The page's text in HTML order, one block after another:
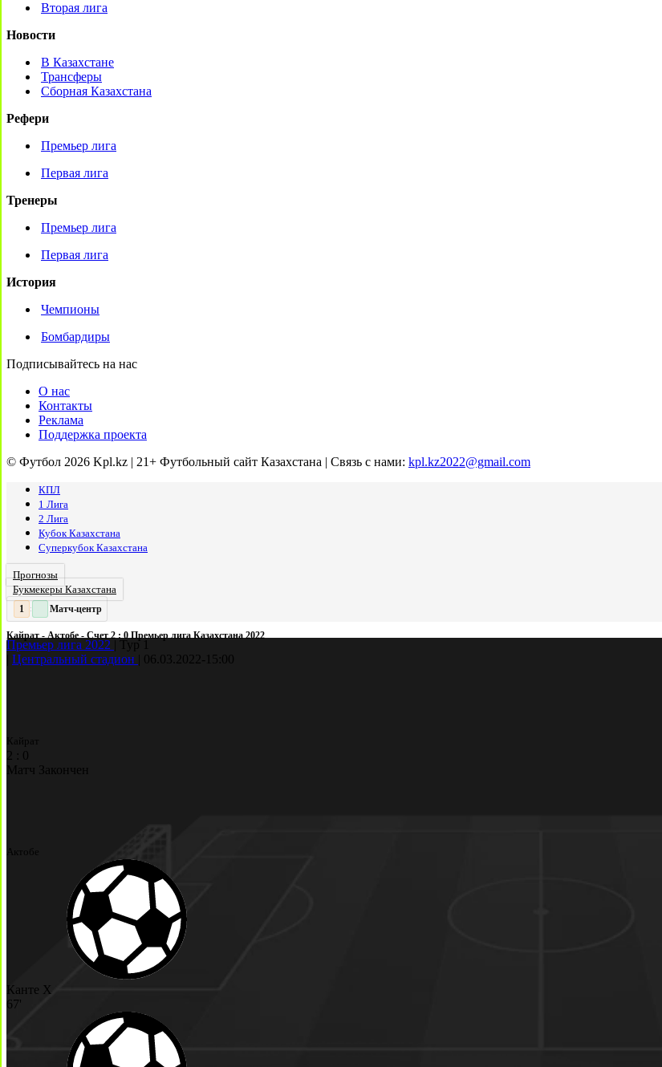
Вторая лига
Новости
В Казахстане
Трансферы
Сборная Казахстана
Рефери
Премьер лига
Первая лига
Тренеры
Премьер лига
Первая лига
История
Чемпионы
Бомбардиры
Подписывайтесь на нас
О нас
Контакты
Реклама
Поддержка проекта
© Футбол 2026 Kpl.kz | 21+ Футбольный сайт Казахстана | Связь с нами: kpl.kz2022@gmail.com
КПЛ
1 Лига
2 Лига
Кубок Казахстана
Суперкубок Казахстана
Прогнозы
Букмекеры Казахстана
: Матч-центр
Кайрат - Актобе - Счет 2 : 0 Премьер лига Казахстана 2022
Премьер лига 2022
Тур 1
Центральный стадион 06.03.2022- 15:00
Кайрат
2
0
Матч Закончен
Актобе
Канте Х
67'